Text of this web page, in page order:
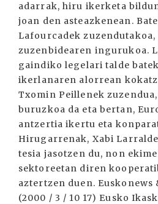
adarrak, hiru ikerketa
joan den asteazkenean.
Lafourcadek
zuzenbidearen ingurukoa.
gaindiko legelari talde
ikerlanaren alorrean
Txomin Peillenek
buruzkoa da eta bertan,
antzertia ikertu eta
Hirugarrenak, Xabi
tesia jasotzen du, non
sektoreetan diren
aztertzen duen. Euskonews
(2000 / 3 / 10 17) Eusko